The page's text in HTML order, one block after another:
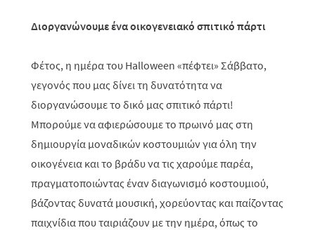
Διοργανώνουμε ένα οικογενειακό σπιτικό πάρτι
Φέτος, η ημέρα του Halloween «πέφτει» Σάββατο,
γεγονός που μας δίνει τη δυνατότητα να
διοργανώσουμε το δικό μας σπιτικό πάρτι!
Μπορούμε να αφιερώσουμε το πρωινό μας στη
δημιουργία μοναδικών κοστουμιών για όλη την
οικογένεια και το βράδυ να τις χαρούμε παρέα,
πραγματοποιώντας έναν διαγωνισμό κοστουμιού,
βάζοντας δυνατά μουσική, χορεύοντας και παίζοντας
παιχνίδια που ταιριάζουν με την ημέρα, όπως το